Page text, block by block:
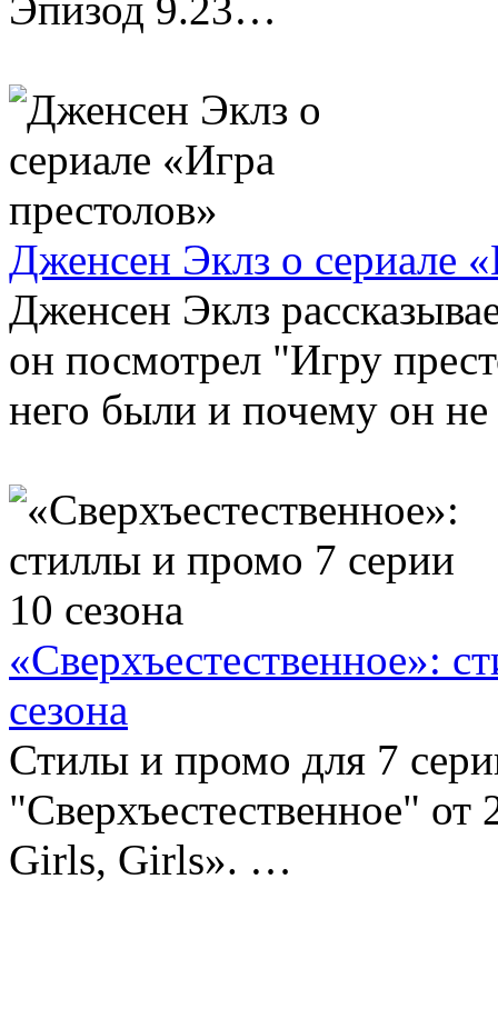
Дженсен Эклз о сериале
Дженсен Эклз
он посмотрел "Игру
него были и почему он
«Сверхъестественное»:
сезона
Стилы и промо для 7
"Сверхъестественное"
Girls, Girls». …